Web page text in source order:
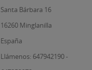
Santa Bárbara 16
16260 Minglanilla
España
Llámenos: 647942190 -